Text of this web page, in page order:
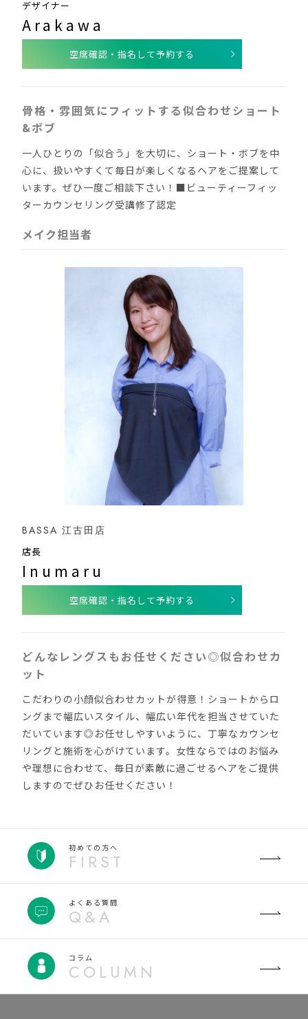
デザイナー
Arakawa
空席確認・指名して予約する
骨格・雰囲気にフィットする似合わせショート
&ボブ
一人ひとりの「似合う」を大切に、ショート・ボブを中
心に、扱いやすくて毎日が楽しくなるヘアをご提案して
います。ぜひ一度ご相談下さい！■ビューティーフィッ
ターカウンセリング受講修了認定
メイク担当者
BASSA 江古田店
店長
Inumaru
空席確認・指名して予約する
どんなレングスもお任せください◎似合わせカ
ット
こだわりの小顔似合わせカットが得意！ショートからロ
ングまで幅広いスタイル、幅広い年代を担当させていた
だいています◎お任せしやすいように、丁寧なカウンセ
リングと施術を心がけています。女性ならではのお悩み
や理想に合わせて、毎日が素敵に過ごせるヘアをご提供
しますのでぜひお任せください！
初めての方へ
FIRST
よくある質問
Q&A
コラム
COLUMN